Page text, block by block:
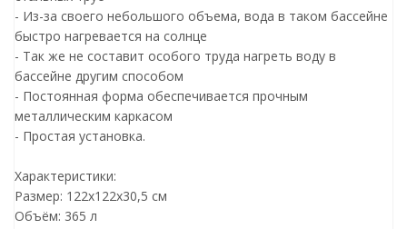
- Из-за своего небольшого объема, вода в таком бассейне
быстро нагревается на солнце
- Так же не составит особого труда нагреть воду в
бассейне другим способом
- Постоянная форма обеспечивается прочным
металлическим каркасом
- Простая установка.
Характеристики:
Размер: 122х122х30,5 см
Объём: 365 л